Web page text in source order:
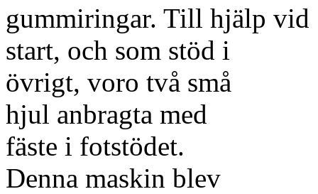
gummiringar. Till hjälp vid
start, och som stöd i
övrigt, voro två små
hjul anbragta med
fäste i fotstödet.
Denna maskin blev